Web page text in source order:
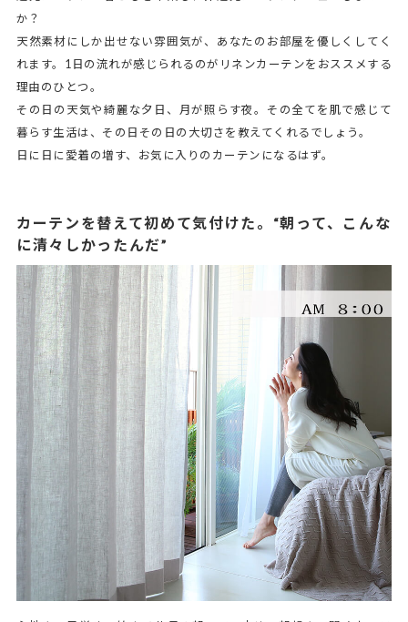
か？
天然素材にしか出せない雰囲気が、あなたのお部屋を優しくしてく
れます。1日の流れが感じられるのがリネンカーテンをおススメする
理由のひとつ。
その日の天気や綺麗な夕日、月が照らす夜。その全てを肌で感じて
暮らす生活は、その日その日の大切さを教えてくれるでしょう。
日に日に愛着の増す、お気に入りのカーテンになるはず。
カーテンを替えて初めて気付けた。“朝って、こんな
に清々しかったんだ”